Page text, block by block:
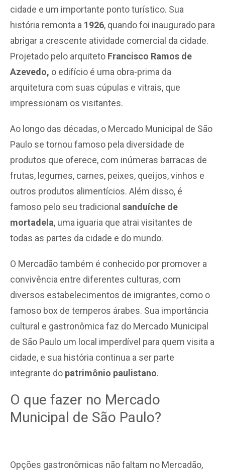
cidade e um importante ponto turístico. Sua
história remonta a 1926, quando foi inaugurado para
abrigar a crescente atividade comercial da cidade.
Projetado pelo arquiteto Francisco Ramos de
Azevedo, o edifício é uma obra-prima da
arquitetura com suas cúpulas e vitrais, que
impressionam os visitantes.
Ao longo das décadas, o Mercado Municipal de São
Paulo se tornou famoso pela diversidade de
produtos que oferece, com inúmeras barracas de
frutas, legumes, carnes, peixes, queijos, vinhos e
outros produtos alimentícios. Além disso, é
famoso pelo seu tradicional sanduíche de
mortadela, uma iguaria que atrai visitantes de
todas as partes da cidade e do mundo.
O Mercadão também é conhecido por promover a
convivência entre diferentes culturas, com
diversos estabelecimentos de imigrantes, como o
famoso box de temperos árabes. Sua importância
cultural e gastronômica faz do Mercado Municipal
de São Paulo um local imperdível para quem visita a
cidade, e sua história continua a ser parte
integrante do patrimônio paulistano.
O que fazer no Mercado
Municipal de São Paulo?
Opções gastronômicas não faltam no Mercadão,